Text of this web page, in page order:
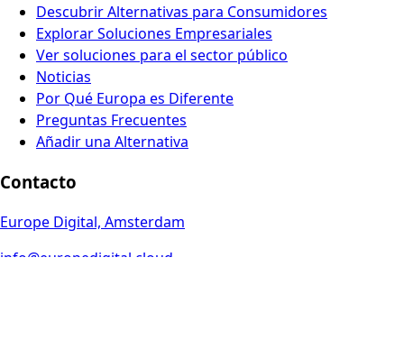
Descubrir Alternativas para Consumidores
Explorar Soluciones Empresariales
Ver soluciones para el sector público
Noticias
Por Qué Europa es Diferente
Preguntas Frecuentes
Añadir una Alternativa
Contacto
Europe Digital, Amsterdam
info@europedigital.cloud